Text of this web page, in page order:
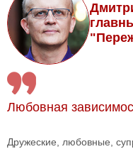
Любовная
Дружеские, любовные,